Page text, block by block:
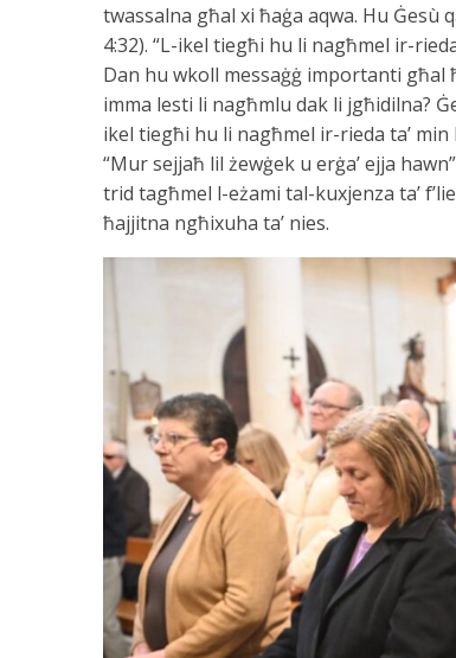
twassalna għal xi ħaġa aqwa. Hu Ġesù
4:32). “L-ikel tiegħi hu li nagħmel ir-
Dan hu wkoll messaġġ importanti għal
imma lesti li nagħmlu dak li jgħidilna?
ikel tiegħi hu li nagħmel ir-rieda ta’
“Mur sejjaħ lil żewġek u erġa’ ejja
trid tagħmel l-eżami tal-kuxjenza ta’
ħajjitna ngħixuha ta’ nies.